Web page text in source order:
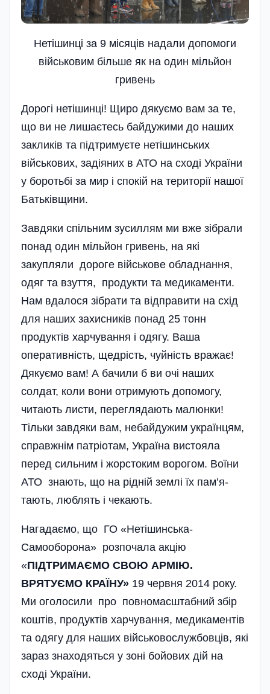
Нетішинці за 9 місяців надали допомоги
військовим більше як на один мільйон
гривень
Дорогі нетішинці! Щиро дякуємо вам за те,
що ви не лишаєтесь байдужими до наших
закликів та підтримуєте нетішинських
військових, задіяних в АТО на сході України
у боротьбі за мир і спокій на території нашої
Батьківщини.
Завдяки спільним зусиллям ми вже зібрали
понад один мільйон гривень, на які
закупляли дороге військове обладнання,
одяг та взуття, продукти та медикаменти.
Нам вдалося зібрати та відправити на схід
для наших захисників понад 25 тонн
продуктів харчування і одягу. Ваша
оперативність, щедрість, чуйність вражає!
Дякуємо вам! А бачили б ви очі наших
солдат, коли вони отримують допомогу,
читають листи, переглядають малюнки!
Тільки завдяки вам, небайдужим українцям,
справжнім патріотам, Україна вистояла
перед сильним і жорстоким ворогом. Воїни
АТО знають, що на рідній землі їх пам’я­
тають, люблять і чекають.
Нагадаємо, що ГО «Нетішинська­
Самооборона» розпочала акцію
«ПІДТРИМАЄМО СВОЮ АРМІЮ.
ВРЯТУЄМО КРАЇНУ» 19 червня 2014 року.
Ми оголосили про повномасштабний збір
коштів, продуктів харчування, медикаментів
та одягу для наших військовослужбовців, які
зараз знаходяться у зоні бойових дій на
сході України.